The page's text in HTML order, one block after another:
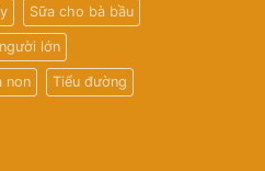
Sữa cho bà bầu
lớn
non Tiểu đường